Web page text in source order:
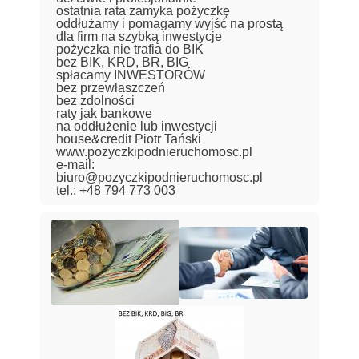
ostatnia rata zamyka pożyczkę
oddłużamy i pomagamy wyjść na prostą
dla firm na szybką inwestycje
pożyczka nie trafia do BIK
bez BIK, KRD, BR, BIG
spłacamy INWESTORÓW
bez przewłaszczeń
bez zdolności
raty jak bankowe
na oddłużenie lub inwestycji
house&credit Piotr Tański
www.pozyczkipodnieruchomosc.pl
e-mail:
biuro@pozyczkipodnieruchomosc.pl
tel.: +48 794 773 003